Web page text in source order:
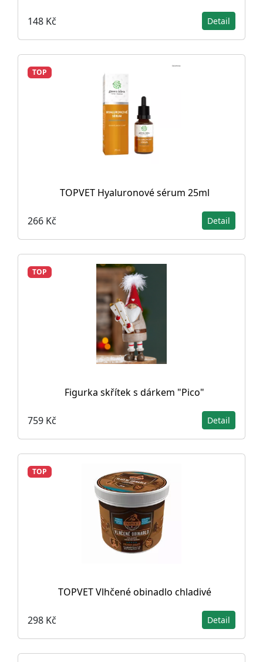
148 Kč Detail
TOP
TOPVET Hyaluronové sérum 25ml
266 Kč Detail
TOP
Figurka skřítek s dárkem "Pico"
759 Kč Detail
TOP
TOPVET Vlhčené obinadlo chladivé
298 Kč Detail